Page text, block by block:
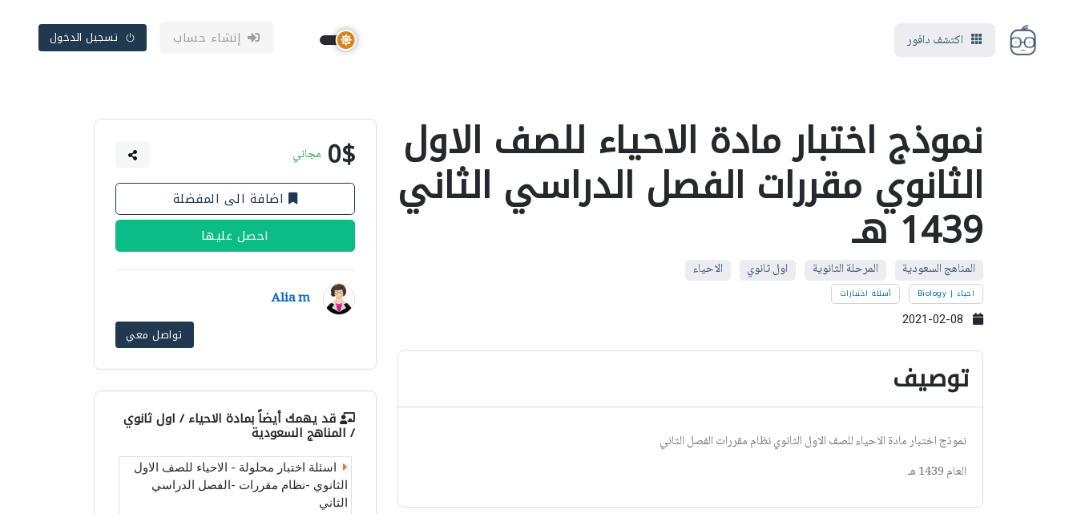
اكتشف دافور إنشاء حساب تسجيل الدخول
نموذج اختبار مادة الاحياء للصف الاول
الثانوي مقررات الفصل الدراسي الثاني
1439 هـ
المناهج السعودية المرحلة الثانوية اول ثانوي الاحياء
احياء | Biology أسئلة اختبارات
توصيف
نموذج اختبار مادة الاحياء للصف الاول الثانوي نظام مقررات الفصل الثاني
العام 1439 هـ
0$ مجاني
اضافة الى المفضلة
احصل عليها
Alia m
تواصل معي
قد يهمك أيضاً بمادة الاحياء / اول ثانوي
/ المناهج السعودية
اسئلة اختبار محلولة - الاحياء للصف الاول
الثانوي -نظام مقررات -الفصل الدراسي
الثاني